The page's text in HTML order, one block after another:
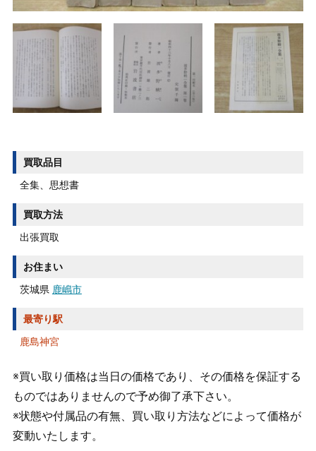
買取品目
全集、思想書
買取方法
出張買取
お住まい
茨城県 鹿嶋市
最寄り駅
鹿島神宮
※買い取り価格は当日の価格であり、その価格を保証する
ものではありませんので予め御了承下さい。
※状態や付属品の有無、買い取り方法などによって価格が
変動いたします。